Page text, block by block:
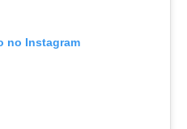
no Instagram